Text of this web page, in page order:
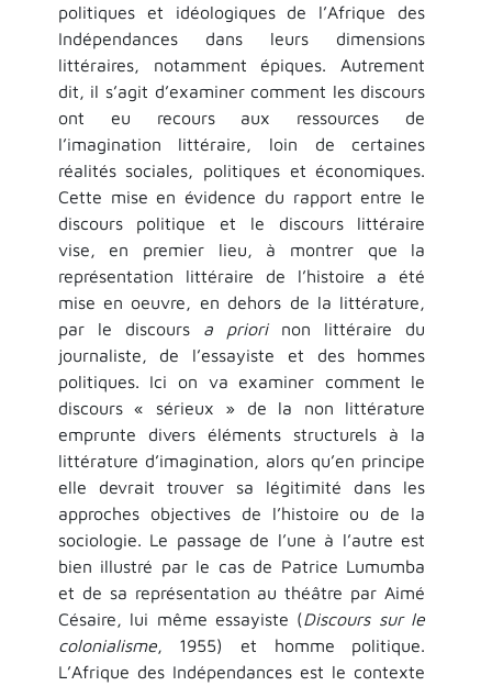
politiques et idéologiques de l’Afrique des
Indépendances dans leurs dimensions
littéraires, notamment épiques. Autrement
dit, il s’agit d’examiner comment les discours
ont eu recours aux ressources de
l’imagination littéraire, loin de certaines
réalités sociales, politiques et économiques.
Cette mise en évidence du rapport entre le
discours politique et le discours littéraire
vise, en premier lieu, à montrer que la
représentation littéraire de l’histoire a été
mise en oeuvre, en dehors de la littérature,
par le discours a priorinon littéraire du
journaliste, de l’essayiste et des hommes
politiques. Ici on va examiner comment le
discours « sérieux » de la non littérature
emprunte divers éléments structurels à la
littérature d’imagination, alors qu’en principe
elle devrait trouver sa légitimité dans les
approches objectives de l’histoire ou de la
sociologie. Le passage de l’une à l’autre est
bien illustré par le cas de Patrice Lumumba
et de sa représentation au théâtre par Aimé
Césaire, lui même essayiste (Discours sur le
colonialisme, 1955) et homme politique.
L’Afrique des Indépendances est le contexte